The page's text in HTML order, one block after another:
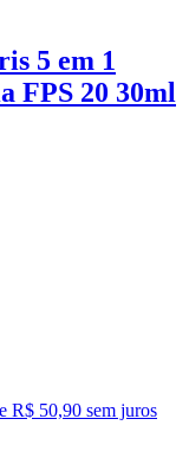
5 em 1
FPS 20 30ml
R$ 50,90 sem juros